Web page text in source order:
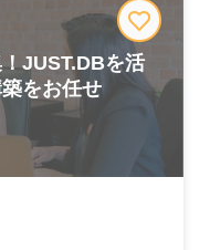
JUST.DBを活
をお任せ